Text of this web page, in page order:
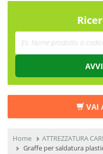
VAI
Home ATTREZZATURA
Graffe per saldatura